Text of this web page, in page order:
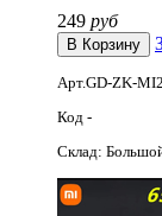
249 руб
Арт.GD-ZK-MI2
Код -
Склад: